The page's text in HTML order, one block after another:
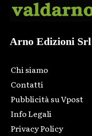
Arno Edizioni Srl
Chi siamo
Contatti
Pubblicità su Vpost
Info Legali
Privacy Policy